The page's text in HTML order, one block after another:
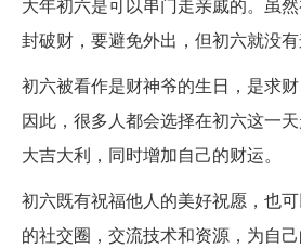
大年初六是可以串门走亲戚的。虽
封破财，要避免外出，但初六就没有
初六被看作是财神爷的生日，是求财
因此，很多人都会选择在初六这一
大吉大利，同时增加自己的财运。
初六既有祝福他人的美好祝愿，也
的社交圈，交流技术和资源，为自